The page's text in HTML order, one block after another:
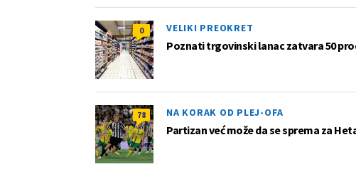
0 VELIKI PREOKRET
Poznati trgovinski lanac zatvara 50
78 NA KORAK OD PLEJ-OFA
Partizan već može da se sprema za